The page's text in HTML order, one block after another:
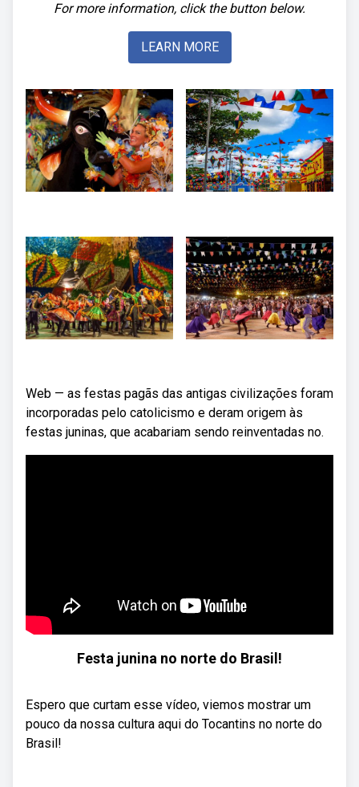
For more information, click the button below.
LEARN MORE
Web — as festas pagãs das antigas civilizações foram
incorporadas pelo catolicismo e deram origem às
festas juninas, que acabariam sendo reinventadas no.
Festa junina no norte do Brasil!
Espero que curtam esse vídeo, viemos mostrar um
pouco da nossa cultura aqui do Tocantins no norte do
Brasil!